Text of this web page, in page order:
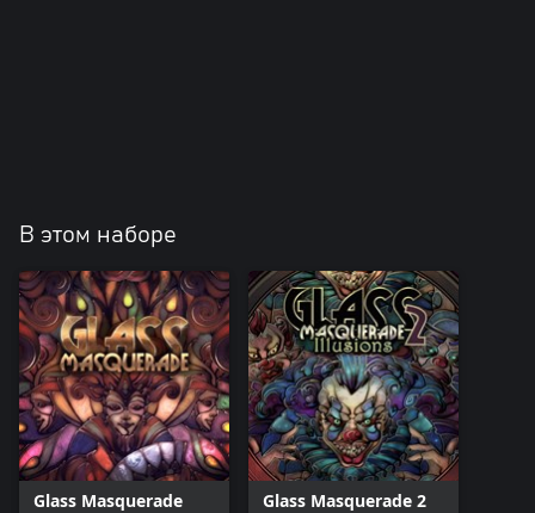
В этом наборе
Glass Masquerade Glass Masquerade 2